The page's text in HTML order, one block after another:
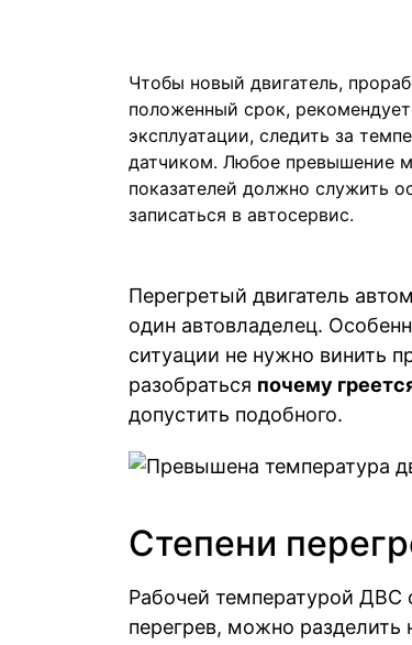
Чтобы новый двигатель,
положенный срок,
эксплуатации, следить за
датчиком. Любое превышение
показателей должно служить
записаться в автосервис.
Перегретый двигатель
один автовладелец.
ситуации не нужно винить
разобраться почему
допустить подобного.
Степени
Рабочей температурой ДВС
перегрев, можно разделить